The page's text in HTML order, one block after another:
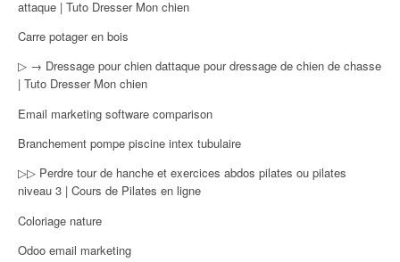
attaque | Tuto Dresser Mon chien
Carre potager en bois
▷ → Dressage pour chien dattaque pour dressage de chien de chasse
| Tuto Dresser Mon chien
Email marketing software comparison
Branchement pompe piscine intex tubulaire
▷▷ Perdre tour de hanche et exercices abdos pilates ou pilates
niveau 3 | Cours de Pilates en ligne
Coloriage nature
Odoo email marketing